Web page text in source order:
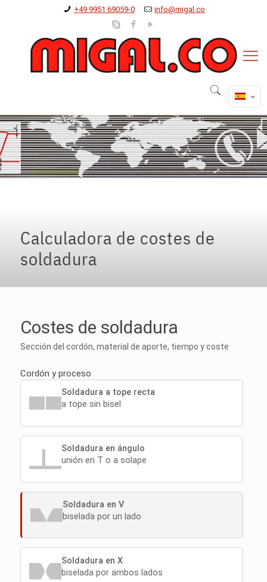
+49 9951 69059-0 info@migal.co
Calculadora de costes de
soldadura
Costes de soldadura
Sección del cordón, material de aporte, tiempo y coste
Cordón y proceso
Soldadura a tope recta
a tope sin bisel
Soldadura en ángulo
unión en T o a solape
Soldadura en V
biselada por un lado
Soldadura en X
biselada por ambos lados